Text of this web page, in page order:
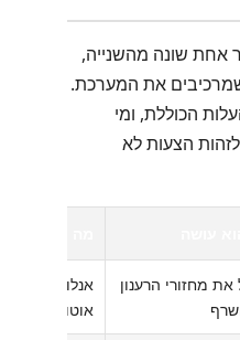
אחת שונה מהשנייה,
את המערכת.
הכוללת, ומי
הצעות לא
מחזורי הרענון
אנלוגי/
אוטומציה